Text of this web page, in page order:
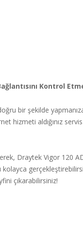
Kontrol
bir şekilde
hizmeti aldığınız servis
Draytek Vigor 120
çıkarabilirsiniz!